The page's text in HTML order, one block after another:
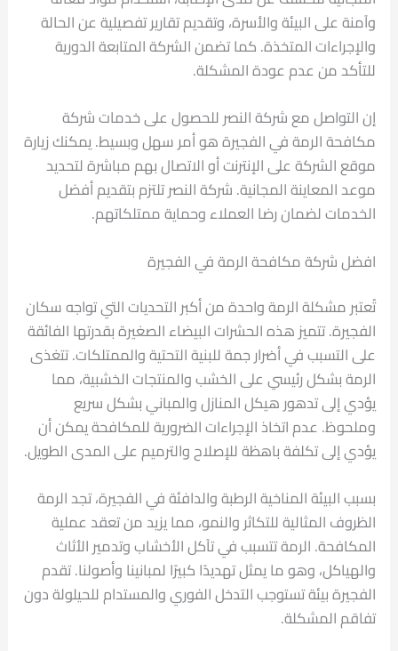
وآمنة على البيئة والأسرة، وتقديم تقارير تفصيلية عن الحالة
والإجراءات المتخذة. كما تضمن الشركة المتابعة الدورية
للتأكد من عدم عودة المشكلة.
إن التواصل مع شركة النصر للحصول على خدمات شركة
مكافحة الرمة في الفجيرة هو أمر سهل وبسيط. يمكنك زيارة
موقع الشركة على الإنترنت أو الاتصال بهم مباشرة لتحديد
موعد المعاينة المجانية. شركة النصر تلتزم بتقديم أفضل
الخدمات لضمان رضا العملاء وحماية ممتلكاتهم.
افضل شركة مكافحة الرمة في الفجيرة
تُعتبر مشكلة الرمة واحدة من أكبر التحديات التي تواجه سكان
الفجيرة. تتميز هذه الحشرات البيضاء الصغيرة بقدرتها الفائقة
على التسبب في أضرار جمة للبنية التحتية والممتلكات. تتغذى
الرمة بشكل رئيسي على الخشب والمنتجات الخشبية، مما
يؤدي إلى تدهور هيكل المنازل والمباني بشكل سريع
وملحوظ. عدم اتخاذ الإجراءات الضرورية للمكافحة يمكن أن
يؤدي إلى تكلفة باهظة للإصلاح والترميم على المدى الطويل.
بسبب البيئة المناخية الرطبة والدافئة في الفجيرة، تجد الرمة
الظروف المثالية للتكاثر والنمو، مما يزيد من تعقد عملية
المكافحة. الرمة تتسبب في تآكل الأخشاب وتدمير الأثاث
والهياكل، وهو ما يمثل تهديدًا كبيرًا لمبانينا وأصولنا. تقدم
الفجيرة بيئة تستوجب التدخل الفوري والمستدام للحيلولة دون
تفاقم المشكلة.